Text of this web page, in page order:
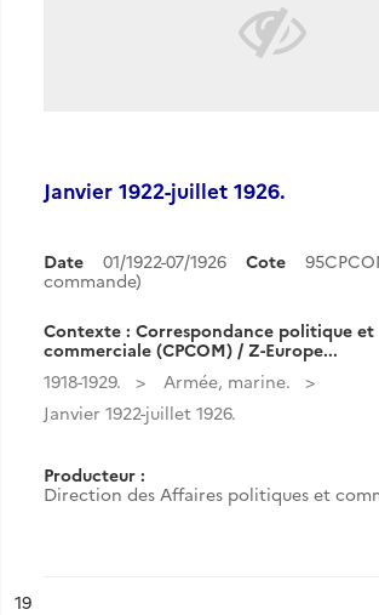
Janvier 1922-juillet 1926.
Date 01/1922-07/1926 Cote
commande)
Contexte : Correspondance politique et
commerciale (CPCOM) / Z-Europe...
1918-1929.
Armée, marine.
Janvier 1922-juillet 1926.
Producteur :
Direction des Affaires politiques et
n°
19